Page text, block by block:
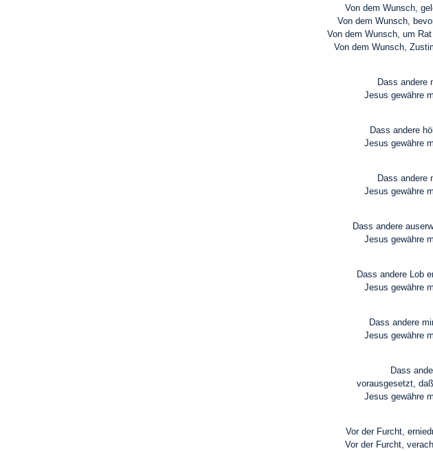
Von dem Wunsch,
Von dem Wunsch,
Von dem Wunsch, um
Von dem Wunsch,
Dass andere
Jesus gewähre
Dass andere
Jesus gewähre
Dass andere
Jesus gewähre
Dass andere
Jesus gewähre
Dass andere Lob
Jesus gewähre
Dass andere
Jesus gewähre
Dass
vorausgesetzt,
Jesus gewähre
Vor der Furcht,
Vor der Furcht,